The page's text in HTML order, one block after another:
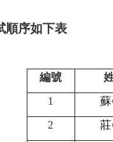
順序如下表
編號
1
2
莊